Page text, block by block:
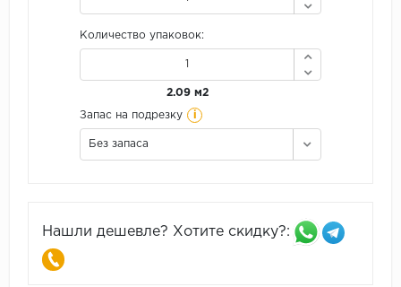
Количество упаковок:
2.09 м2
Запас на подрезку i
Без запаса
Нашли дешевле? Хотите скидку?: